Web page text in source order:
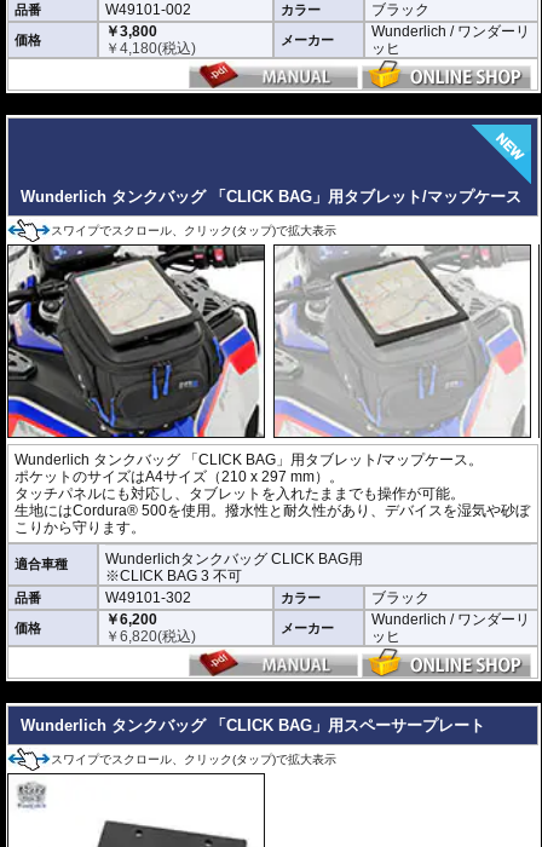
品番 W49101-002 カラー ブラック
価格
￥3,800
￥4,180(税込) メーカー
Wunderlich / ワンダーリ
ッヒ
Wunderlich タンクバッグ 「CLICK BAG」用タブレット/マップケース
スワイプでスクロール、クリック(タップ)で拡大表示
Wunderlich タンクバッグ 「CLICK BAG」用タブレット/マップケース。
ポケットのサイズはA4サイズ（210 x 297 mm）。
タッチパネルにも対応し、タブレットを入れたままでも操作が可能。
生地にはCordura® 500を使用。撥水性と耐久性があり、デバイスを湿気や砂ぼ
こりから守ります。
適合車種
Wunderlichタンクバッグ CLICK BAG用
※CLICK BAG 3 不可
品番 W49101-302 カラー ブラック
価格
￥6,200
￥6,820(税込) メーカー
Wunderlich / ワンダーリ
ッヒ
Wunderlich タンクバッグ 「CLICK BAG」用スペーサープレート
スワイプでスクロール、クリック(タップ)で拡大表示